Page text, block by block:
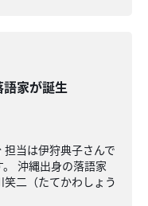
家が誕生
当は伊狩典子さんで
沖縄出身の落語家
二（たてかわしょう